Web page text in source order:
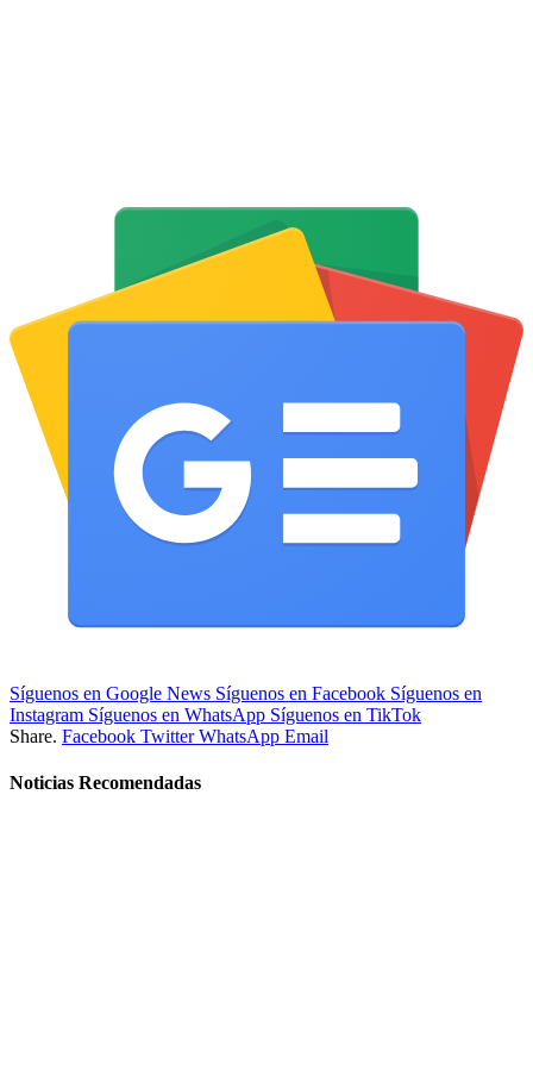
Síguenos en Google News Síguenos en Facebook Síguenos en
Instagram Síguenos en WhatsApp Síguenos en TikTok
Share. Facebook Twitter WhatsApp Email
Noticias Recomendadas